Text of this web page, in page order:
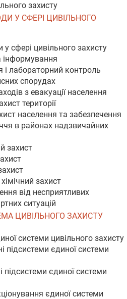
захисту
У СФЕРІ ЦИВІЛЬНОГО
сфері цивільного захисту
інформування
і лабораторний контроль
спорудах
з евакуації населення
території
населення та забезпечення
в районах надзвичайних
захист
захист
від несприятливих
ситуацій
ЦИВІЛЬНОГО ЗАХИСТУ
системи цивільного захисту
підсистеми єдиної системи
підсистеми єдиної системи
єдиної системи